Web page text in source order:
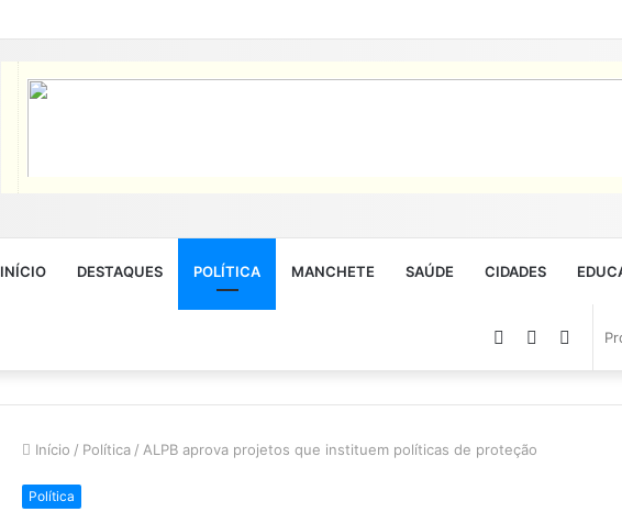
INÍCIO DESTAQUES POLÍTICA MANCHETE SAÚDE CIDADES
skin
Barra
Lateral
Artigo
aleatório
Início / Política / ALPB aprova projetos que instituem políticas de proteção
Política